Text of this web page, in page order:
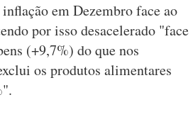
em Dezembro face ao
por isso desacelerado "face
(+9,7%) do que nos
os produtos alimentares